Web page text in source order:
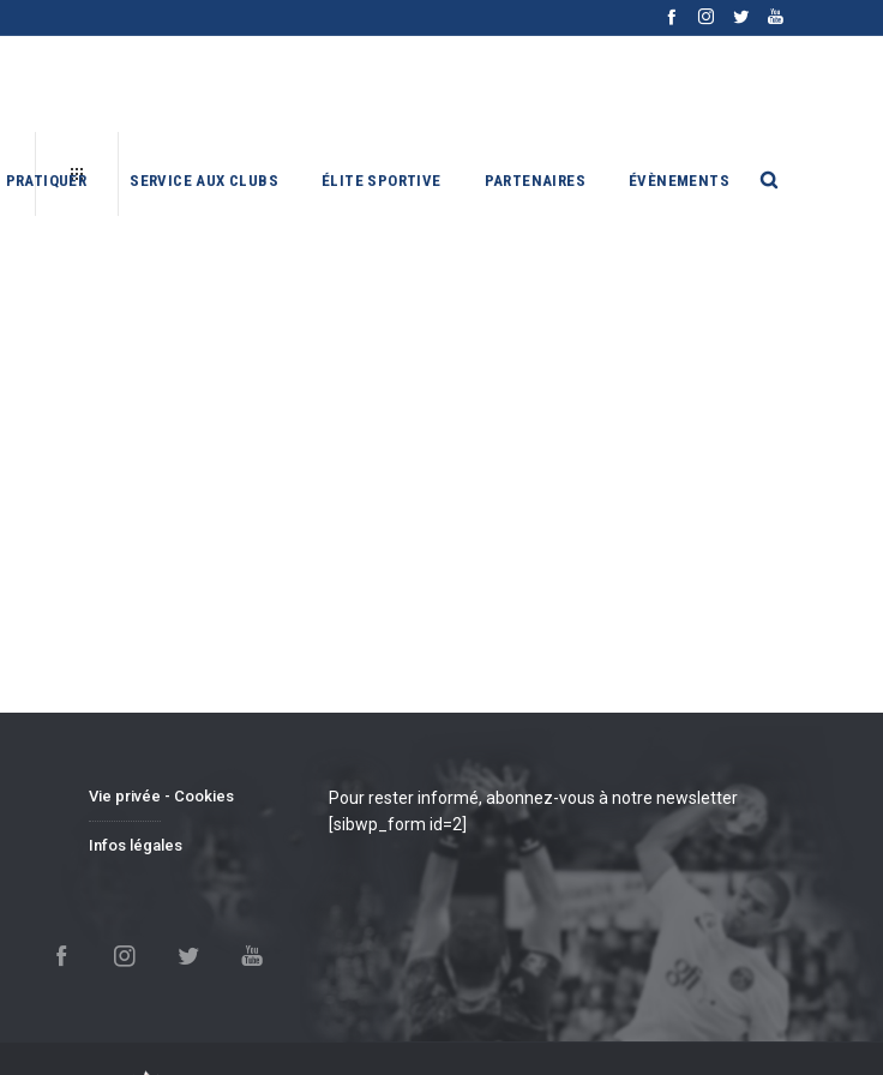
PRATIQUER SERVICE AUX CLUBS ÉLITE SPORTIVE PARTENAIRES ÉVÈNEMENTS
Vie privée - Cookies
Infos légales
Pour rester informé, abonnez-vous à notre newsletter
[sibwp_form id=2]